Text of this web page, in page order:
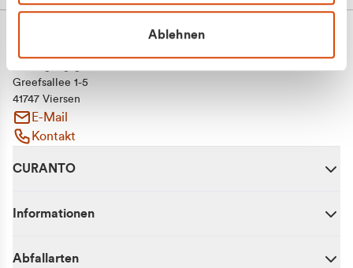
Ablehnen
Greefsallee 1-5
41747 Viersen
E-Mail
Kontakt
CURANTO
Informationen
Abfallarten